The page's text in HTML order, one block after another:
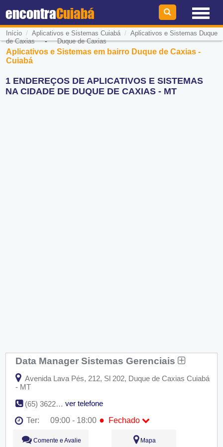
encontraCuiabá
Início / Aplicativos e Sistemas Cuiabá/ Aplicativos e Sistemas Duque
de Caxias-Duque de Caxias
Aplicativos e Sistemas em bairro Duque de Caxias -
Cuiabá
1 ENDEREÇOS DE APLICATIVOS E SISTEMAS
NA CIDADE DE DUQUE DE CAXIAS - MT
Data Manager Sistemas Gerenciais
Avenida Lava Pés, 212, Sl 202, Duque de Caxias Cuiabá
- MT
(65) 3622-0123
ver telefone
Ter:
09:00 - 18:00 ● Fechado
Seg:
Ter:
09:00 - 18:00
Fechado
Comente e Avalie Mapa